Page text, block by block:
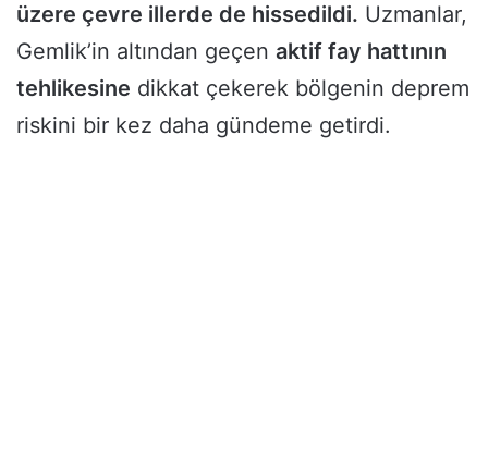
üzere çevre illerde de hissedildi. Uzmanlar,
Gemlik’in altından geçen aktif fay hattının
tehlikesine dikkat çekerek bölgenin deprem
riskini bir kez daha gündeme getirdi.